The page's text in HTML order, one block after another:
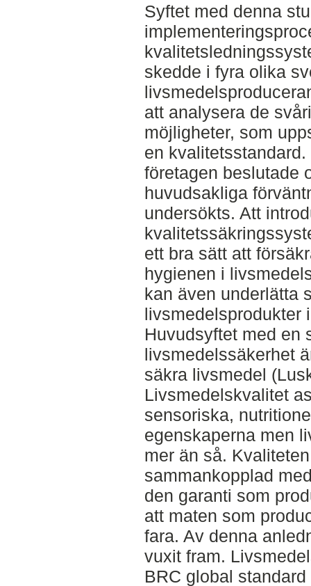
Syftet med denna
skedde i fyra olika
att analysera de
möjligheter, som
en
företagen beslutade
huvudsakliga
undersökts. Att
ett bra sätt att
hygienen i
kan även underlätta
livsmedelsprodukter
Huvudsyftet med en
livsmedelssäkerhet
säkra livsmedel
Livsmedelskvalitet
sensoriska,
egenskaperna men
mer än så.
sammankopplad
den garanti som
att maten som
fara. Av denna
vuxit fram.
BRC global